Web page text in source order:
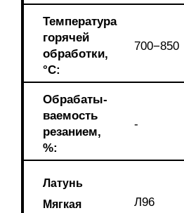
Температура
горячей
обработки,
°C:
700−850
Обрабаты-
ваемость
резанием,
%:
-
Латунь
Мягкая
Л96